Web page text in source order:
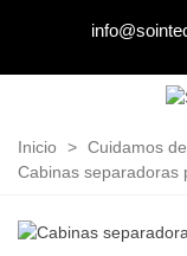
Inicio > Cuidamos
Cabinas separadoras